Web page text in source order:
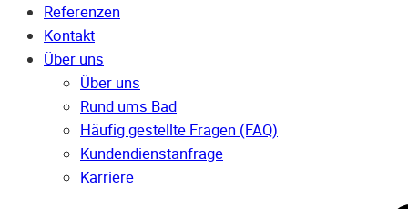
Referenzen
Kontakt
Über uns
Über uns
Rund ums Bad
Häufig gestellte Fragen (FAQ)
Kunden­dienst­anfrage
Karriere